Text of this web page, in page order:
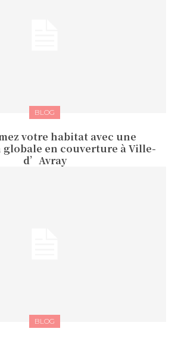
BLOG
votre habitat avec une
en couverture à Ville-
d’Avray
BLOG